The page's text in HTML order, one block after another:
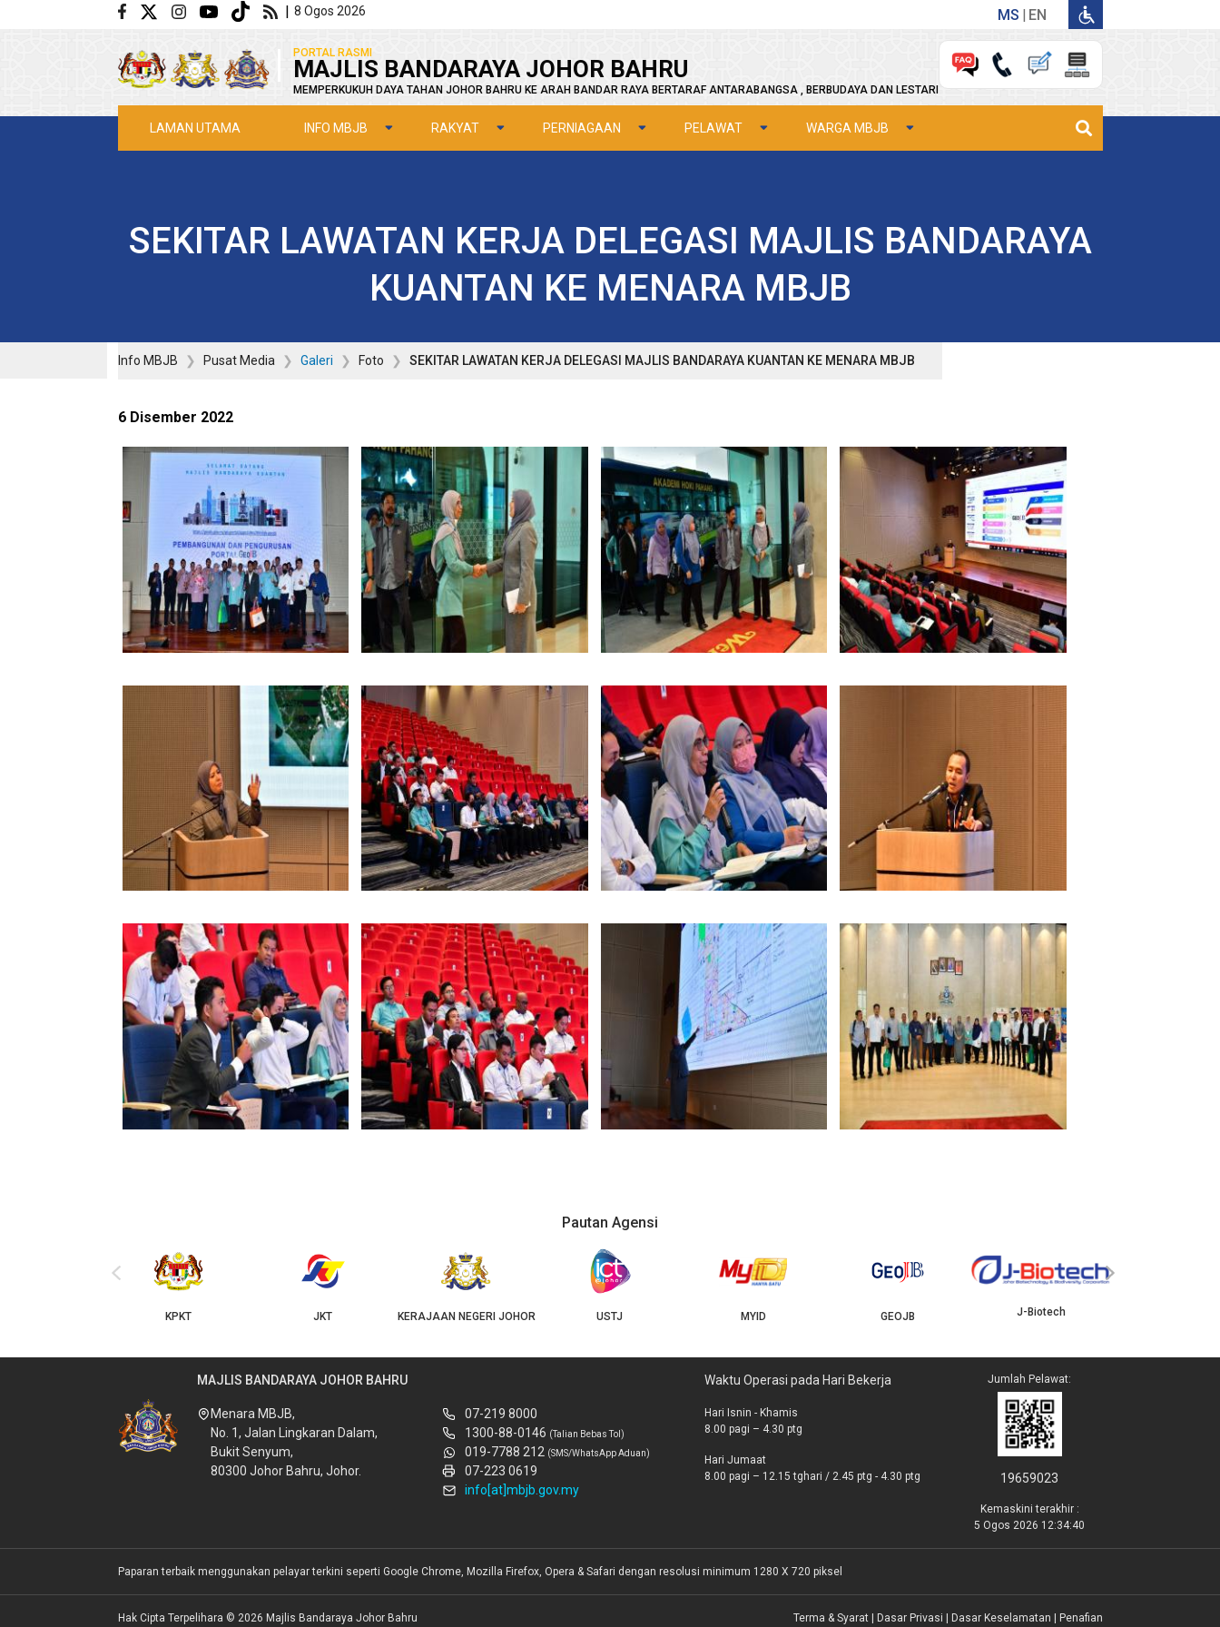
Langkau ke kandungan utama | 8 Ogos 2026 MS EN
PORTAL RASMI
MAJLIS BANDARAYA JOHOR BAHRU
MEMPERKUKUH DAYA TAHAN JOHOR BAHRU KE ARAH BANDAR RAYA BERTARAF ANTARABANGSA , BERBUDAYA DAN LESTARI
LAMAN UTAMA INFO MBJB RAKYAT PERNIAGAAN PELAWAT WARGA MBJB
SEKITAR LAWATAN KERJA DELEGASI MAJLIS BANDARAYA
KUANTAN KE MENARA MBJB
Info MBJB Pusat Media Galeri Foto SEKITAR LAWATAN KERJA DELEGASI MAJLIS BANDARAYA KUANTAN KE MENARA MBJB
6 Disember 2022
Pautan Agensi
JKT KERAJAAN NEGERI JOHOR USTJ MYID GEOJB J-Biotech
YBJB
‹ ›
MAJLIS BANDARAYA JOHOR BAHRU
Menara MBJB,
No. 1, Jalan Lingkaran Dalam,
Bukit Senyum,
80300 Johor Bahru, Johor.
07-219 8000
1300-88-0146 (Talian Bebas Tol)
019-7788 212 (SMS/WhatsApp Aduan)
07-223 0619
info[at]mbjb.gov.my
Waktu Operasi pada Hari Bekerja
Hari Isnin - Khamis
8.00 pagi – 4.30 ptg
Hari Jumaat
8.00 pagi – 12.15 tghari / 2.45 ptg - 4.30 ptg
Jumlah Pelawat:
19659023
Kemaskini terakhir :
5 Ogos 2026 12:34:40
Paparan terbaik menggunakan pelayar terkini seperti Google Chrome, Mozilla Firefox, Opera & Safari dengan resolusi minimum 1280 X 720 piksel
Hak Cipta Terpelihara © 2026 Majlis Bandaraya Johor Bahru Terma & Syarat| Dasar Privasi | Dasar Keselamatan | Penafian